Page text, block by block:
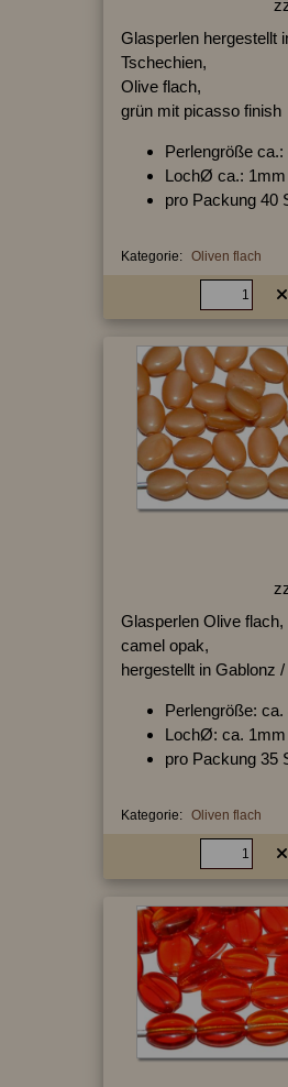
Glasperlen hergestellt
Tschechien,
Olive flach,
grün mit picasso finish
Perlengröße
LochØ ca.: 1mm
pro Packung 40
Kategorie: Oliven flach
Glasperlen Olive flach,
camel opak,
hergestellt in Gablonz
Perlengröße:
LochØ: ca. 1mm
pro Packung 35
Kategorie: Oliven flach